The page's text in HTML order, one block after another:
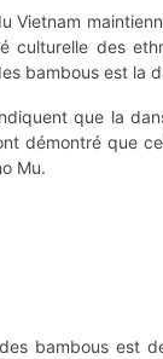
Vietnam
culturelle des
bambous est la
que la
démontré que
Mu.
bambous est